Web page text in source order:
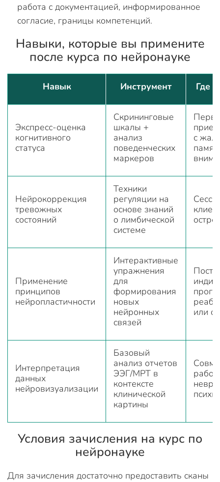
работа с документацией, информированное
согласие, границы компетенций.
Навыки, которые вы примените
после курса по нейронауке
Навык Инструмент Где
Экспресс-оценка
когнитивного
статуса
Скрининговые
шкалы +
анализ
поведенческих
маркеров
с
Нейрокоррекция
тревожных
состояний
Техники
регуляции на
основе знаний
о лимбической
системе
Применение
принципов
нейропластичности
Интерактивные
упражнения
для
формирования
новых
нейронных
связей
или
Интерпретация
данных
нейровизуализации
Базовый
анализ отчетов
ЭЭГ/МРТ в
контексте
клинической
картины
Условия зачисления на курс по
нейронауке
Для зачисления достаточно предоставить сканы